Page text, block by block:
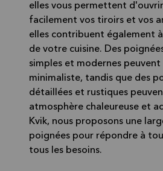
elles vous permettent
facilement vos tiroirs et vos
elles contribuent également
de votre cuisine. Des
simples et modernes
minimaliste, tandis que des
détaillées et rustiques
atmosphère chaleureuse et
Kvik, nous proposons une
poignées pour répondre à
tous les besoins.